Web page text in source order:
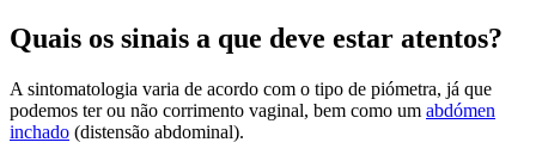
Quais os sinais a que deve estar atentos?
A sintomatologia varia de acordo com o tipo de piómetra, já que
podemos ter ou não corrimento vaginal, bem como um abdómen
inchado (distensão abdominal).